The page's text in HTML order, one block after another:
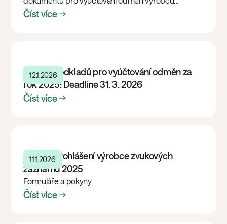
zvukově obrazových záznamů – Čestného
Číst více
12.1.2026
Dodání podkladů pro vyúčtování odměn za
rok 2025: Deadline 31. 3. 2026
Číst více
11.1.2026
Čestné prohlášení výrobce zvukových
záznamů 2025
Formuláře a pokyny
Číst více